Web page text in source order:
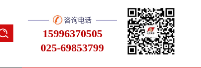
咨询电话
15996370505
025-69853799